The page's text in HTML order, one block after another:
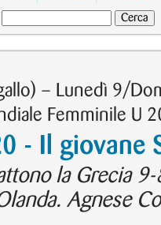
– Lunedì 9/
Femminile U
- Il giovane
la Grecia
Agnese